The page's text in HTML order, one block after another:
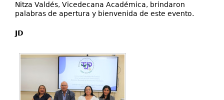
Nitza Valdés, Vicedecana Académica, brindaron
palabras de apertura y bienvenida de este evento.
JD